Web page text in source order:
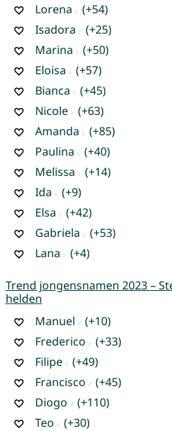
Lorena
(+54)
Isadora
(+25)
Marina
(+50)
Eloisa
(+57)
Bianca
(+45)
Nicole
(+63)
Amanda
(+85)
Paulina
(+40)
Melissa
(+14)
Ida
(+9)
Elsa
(+42)
Gabriela
(+53)
Lana
(+4)
Trend jongensnamen 2023 –
helden
Manuel
(+10)
Frederico
(+33)
Filipe
(+49)
Francisco
(+45)
Diogo
(+110)
Teo
(+30)